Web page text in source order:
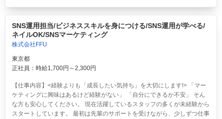
SNS運用担当/ビジネススキルを身につける/SNS運用が学べる/
ネイルOK/SNSマーケティング
株式会社FFU
東京都
正社員：時給1,700円～2,300円
【仕事内容】<経験よりも「成長したい気持ち」を大切にします!> 「マー
ケティングに興味はあるけど経験がない」 「自分にできるか不安」 そん
な方も安心してください。 現在活躍しているスタッフの多くが未経験から
スタートしています。 最初は先輩のサポートを受けながら、少しずつ仕事